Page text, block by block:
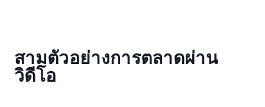
สามตัวอย่างการตลาดผ่าน
วิดีโอ